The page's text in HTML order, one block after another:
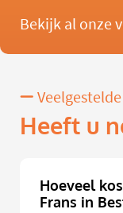
Bekijk al onze
Heeft u
Hoeveel
Frans in